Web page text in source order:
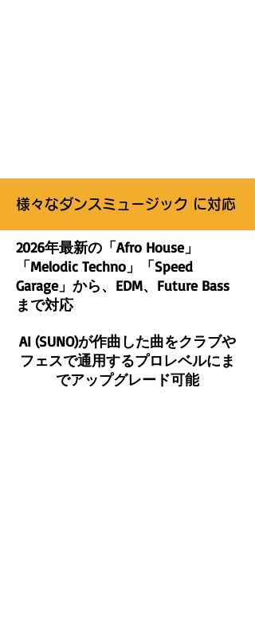
様々なダンスミュージック に対応
2026年最新の「Afro House」
「Melodic Techno」「Speed
Garage」から、EDM、Future Bass
まで対応
AI (SUNO)が作曲した曲をクラブや
フェスで通用するプロレベルにま
でアップグレード可能